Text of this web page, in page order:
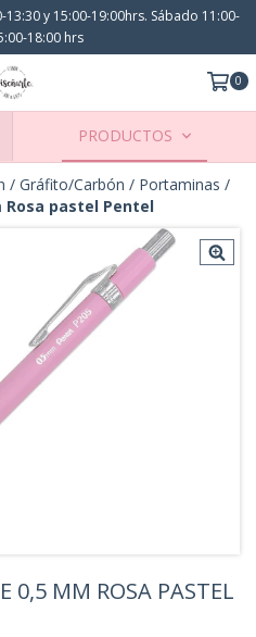
13:30 y 15:00-19:00hrs. Sábado 11:00-
18:00 hrs
0
PRODUCTOS
/ Gráfito/Carbón / Portaminas /
Rosa pastel Pentel
0,5 MM ROSA PASTEL